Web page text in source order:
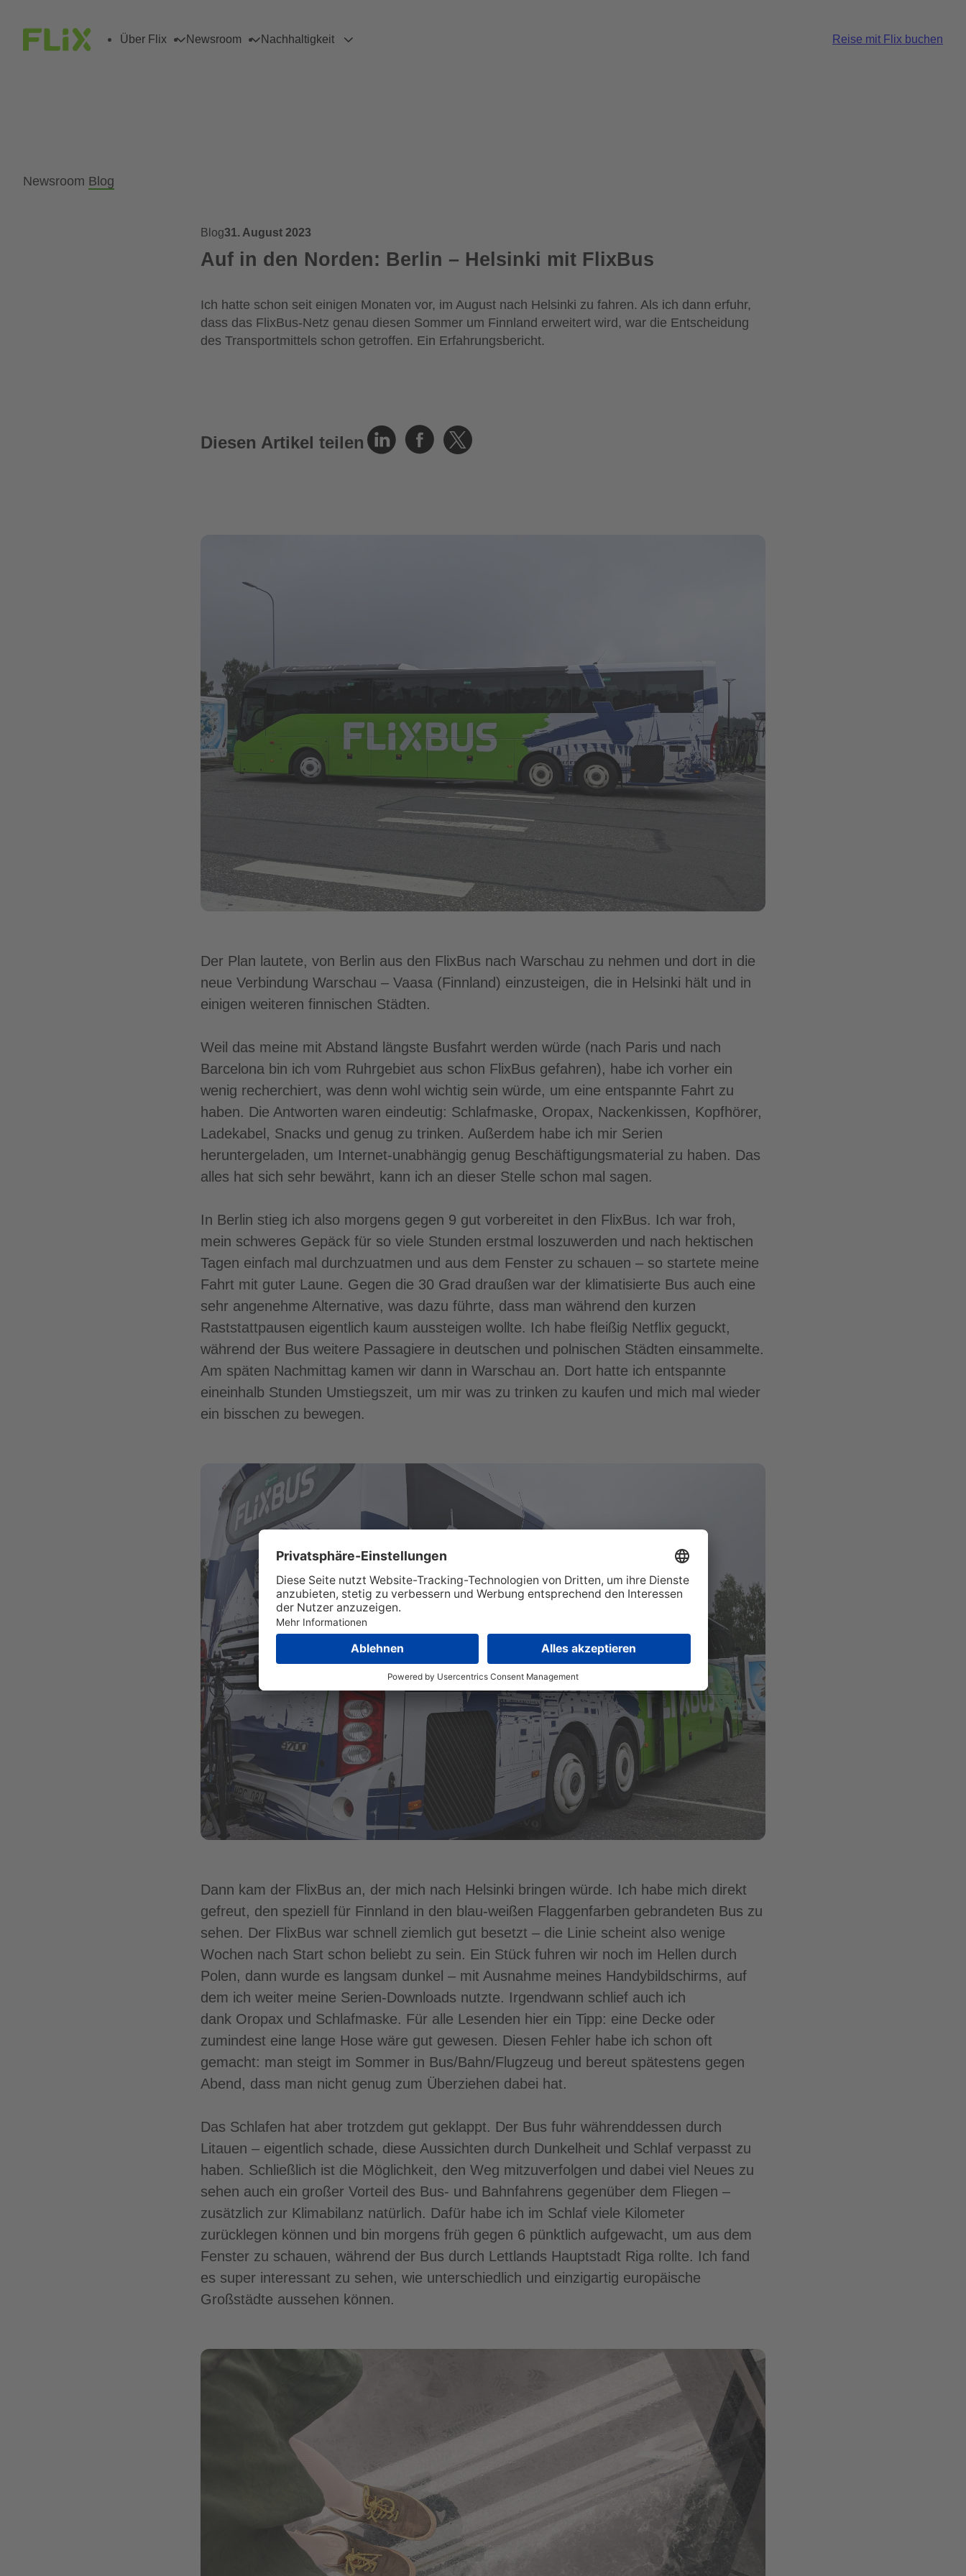
Über Flix Newsroom Nachhaltigkeit Reise mit Flix buchen
Newsroom Blog
Blog31. August 2023
Auf in den Norden: Berlin – Helsinki mit FlixBus
Ich hatte schon seit einigen Monaten vor, im August nach Helsinki zu fahren. Als ich dann erfuhr,
dass das FlixBus-Netz genau diesen Sommer um Finnland erweitert wird, war die Entscheidung
des Transportmittels schon getroffen. Ein Erfahrungsbericht.
Diesen Artikel teilen
Der Plan lautete, von Berlin aus den FlixBus nach Warschau zu nehmen und dort in die
neue Verbindung Warschau – Vaasa (Finnland) einzusteigen, die in Helsinki hält und in
einigen weiteren finnischen Städten.
Weil das meine mit Abstand längste Busfahrt werden würde (nach Paris und nach
Barcelona bin ich vom Ruhrgebiet aus schon FlixBus gefahren), habe ich vorher ein
wenig recherchiert, was denn wohl wichtig sein würde, um eine entspannte Fahrt zu
haben. Die Antworten waren eindeutig: Schlafmaske, Oropax, Nackenkissen, Kopfhörer,
Ladekabel, Snacks und genug zu trinken. Außerdem habe ich mir Serien
heruntergeladen, um Internet-unabhängig genug Beschäftigungsmaterial zu haben. Das
alles hat sich sehr bewährt, kann ich an dieser Stelle schon mal sagen.
In Berlin stieg ich also morgens gegen 9 gut vorbereitet in den FlixBus. Ich war froh,
mein schweres Gepäck für so viele Stunden erstmal loszuwerden und nach hektischen
Tagen einfach mal durchzuatmen und aus dem Fenster zu schauen – so startete meine
Fahrt mit guter Laune. Gegen die 30 Grad draußen war der klimatisierte Bus auch eine
sehr angenehme Alternative, was dazu führte, dass man während den kurzen
Raststattpausen eigentlich kaum aussteigen wollte. Ich habe fleißig Netflix geguckt,
während der Bus weitere Passagiere in deutschen und polnischen Städten einsammelte.
Am späten Nachmittag kamen wir dann in Warschau an. Dort hatte ich entspannte
eineinhalb Stunden Umstiegszeit, um mir was zu trinken zu kaufen und mich mal wieder
ein bisschen zu bewegen.
Dann kam der FlixBus an, der mich nach Helsinki bringen würde. Ich habe mich direkt
gefreut, den speziell für Finnland in den blau-weißen Flaggenfarben gebrandeten Bus zu
sehen. Der FlixBus war schnell ziemlich gut besetzt – die Linie scheint also wenige
Wochen nach Start schon beliebt zu sein. Ein Stück fuhren wir noch im Hellen durch
Polen, dann wurde es langsam dunkel – mit Ausnahme meines Handybildschirms, auf
dem ich weiter meine Serien-Downloads nutzte. Irgendwann schlief auch ich
dank Oropax und Schlafmaske. Für alle Lesenden hier ein Tipp: eine Decke oder
zumindest eine lange Hose wäre gut gewesen. Diesen Fehler habe ich schon oft
gemacht: man steigt im Sommer in Bus/Bahn/Flugzeug und bereut spätestens gegen
Abend, dass man nicht genug zum Überziehen dabei hat.
Das Schlafen hat aber trotzdem gut geklappt. Der Bus fuhr währenddessen durch
Litauen – eigentlich schade, diese Aussichten durch Dunkelheit und Schlaf verpasst zu
haben. Schließlich ist die Möglichkeit, den Weg mitzuverfolgen und dabei viel Neues zu
sehen auch ein großer Vorteil des Bus- und Bahnfahrens gegenüber dem Fliegen –
zusätzlich zur Klimabilanz natürlich. Dafür habe ich im Schlaf viele Kilometer
zurücklegen können und bin morgens früh gegen 6 pünktlich aufgewacht, um aus dem
Fenster zu schauen, während der Bus durch Lettlands Hauptstadt Riga rollte. Ich fand
es super interessant zu sehen, wie unterschiedlich und einzigartig europäische
Großstädte aussehen können.